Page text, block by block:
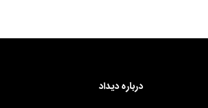
درباره دیداد